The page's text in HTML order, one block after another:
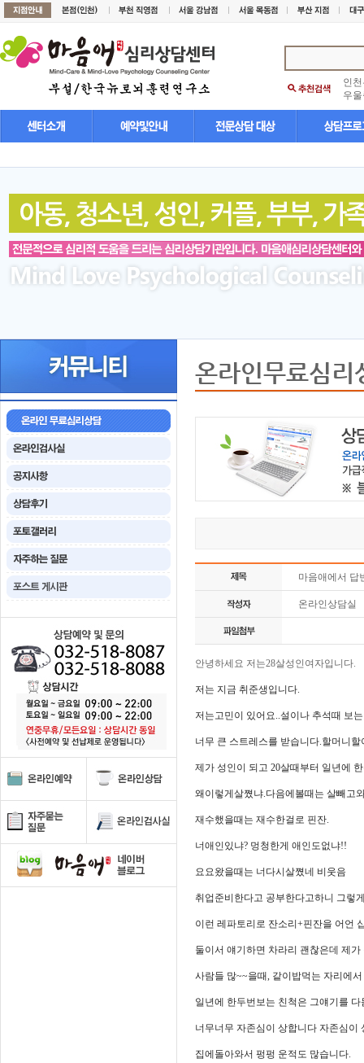
인
우
온라인무료심리
마음애에서 답
온라인상담실
안녕하세요 저는28살성인여자입니다.
저는 지금 취준생입니다.
저는고민이 있어요..설이나 추석때 보
너무 큰 스트레스를 받습니다.할머니
제가 성인이 되고 20살때부터 일년에
왜이렇게살쪘냐.다음에볼때는 살빼고
재수했을때는 재수한걸로 핀잔.
너애인있냐? 멍청한게 애인도없냐!!
요요왔을때는 너다시살쪘네 비웃음
취업준비한다고 공부한다고하니 그렇
이런 레파토리로 잔소리+핀잔을 어언
둘이서 얘기하면 차라리 괜찮은데 제가
사람들 많~~을때, 같이밥먹는 자리에
일년에 한두번보는 친척은 그얘기를
너무너무 자존심이 상합니다 자존심이
집에돌아와서 펑펑 운적도 많습니다.